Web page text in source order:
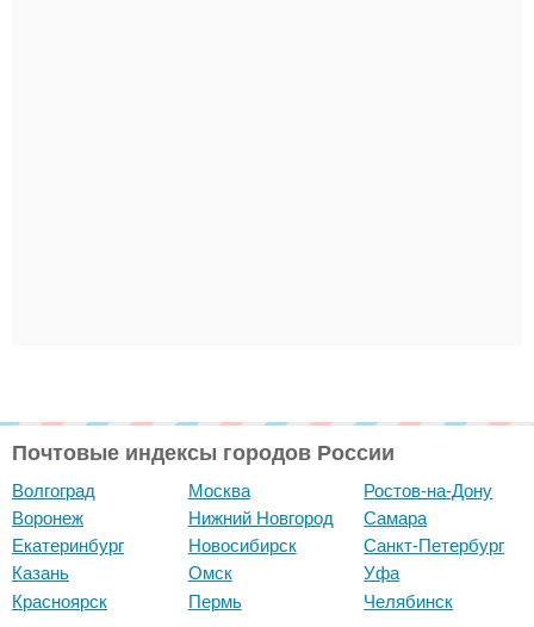
Почтовые индексы городов России
Волгоград
Воронеж
Екатеринбург
Казань
Красноярск
Москва
Нижний Новгород
Новосибирск
Омск
Пермь
Ростов-на-Дону
Самара
Санкт-Петербург
Уфа
Челябинск